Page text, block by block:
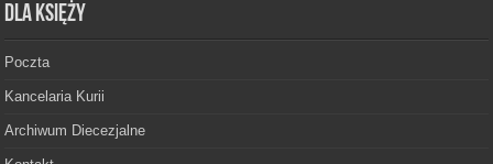
Dla księży
Poczta
Kancelaria Kurii
Archiwum Diecezjalne